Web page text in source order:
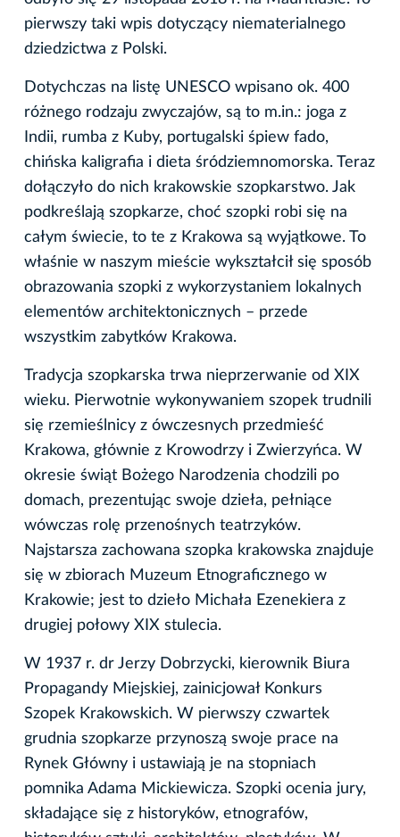
pierwszy taki wpis dotyczący niematerialnego
dziedzictwa z Polski.
Dotychczas na listę UNESCO wpisano ok. 400
różnego rodzaju zwyczajów, są to m.in.: joga z
Indii, rumba z Kuby, portugalski śpiew fado,
chińska kaligrafia i dieta śródziemnomorska. Teraz
dołączyło do nich krakowskie szopkarstwo. Jak
podkreślają szopkarze, choć szopki robi się na
całym świecie, to te z Krakowa są wyjątkowe. To
właśnie w naszym mieście wykształcił się sposób
obrazowania szopki z wykorzystaniem lokalnych
elementów architektonicznych – przede
wszystkim zabytków Krakowa.
Tradycja szopkarska trwa nieprzerwanie od XIX
wieku. Pierwotnie wykonywaniem szopek trudnili
się rzemieślnicy z ówczesnych przedmieść
Krakowa, głównie z Krowodrzy i Zwierzyńca. W
okresie świąt Bożego Narodzenia chodzili po
domach, prezentując swoje dzieła, pełniące
wówczas rolę przenośnych teatrzyków.
Najstarsza zachowana szopka krakowska znajduje
się w zbiorach Muzeum Etnograficznego w
Krakowie; jest to dzieło Michała Ezenekiera z
drugiej połowy XIX stulecia.
W 1937 r. dr Jerzy Dobrzycki, kierownik Biura
Propagandy Miejskiej, zainicjował Konkurs
Szopek Krakowskich. W pierwszy czwartek
grudnia szopkarze przynoszą swoje prace na
Rynek Główny i ustawiają je na stopniach
pomnika Adama Mickiewicza. Szopki ocenia jury,
składające się z historyków, etnografów,